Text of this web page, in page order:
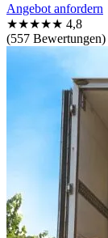
Angebot anfordern
★★★★★ 4,8
(557 Bewertungen)